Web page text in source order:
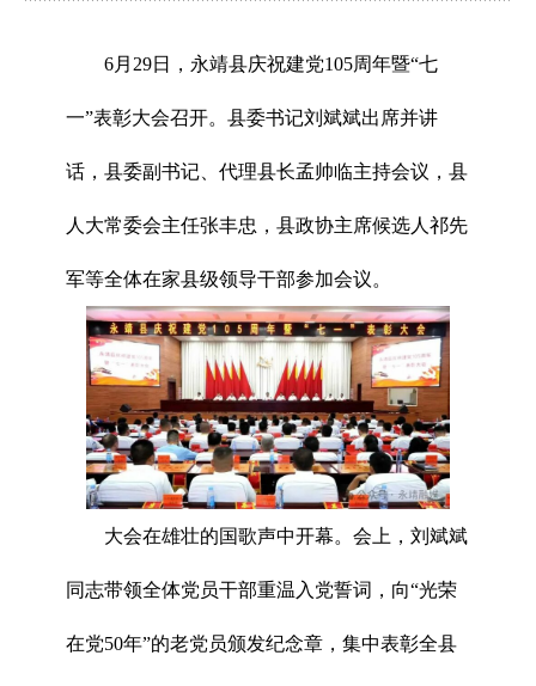
6月29日，永靖县庆祝建党105周年暨“七
一”表彰大会召开。县委书记刘斌斌出席并讲
话，县委副书记、代理县长孟帅临主持会议，县
人大常委会主任张丰忠，县政协主席候选人祁先
军等全体在家县级领导干部参加会议。
大会在雄壮的国歌声中开幕。会上，刘斌斌
同志带领全体党员干部重温入党誓词，向“光荣
在党50年”的老党员颁发纪念章，集中表彰全县